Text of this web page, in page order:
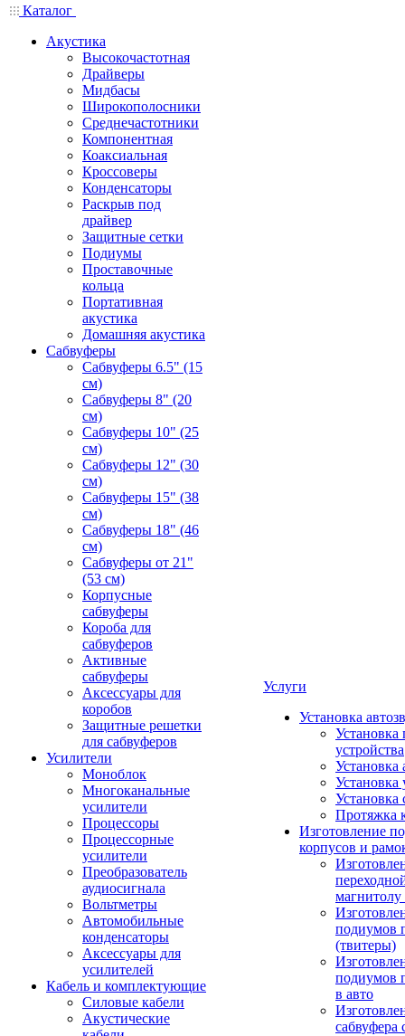
Каталог
Акустика
Высокочастотная
Драйверы
Мидбасы
Широкополосники
Среднечастотники
Компонентная
Коаксиальная
Кроссоверы
Конденсаторы
Раскрыв под
драйвер
Защитные сетки
Подиумы
Проставочные
кольца
Портативная
акустика
Домашняя акустика
Сабвуферы
Сабвуферы 6.5" (15
см)
Сабвуферы 8" (20
см)
Сабвуферы 10" (25
см)
Сабвуферы 12" (30
см)
Сабвуферы 15" (38
см)
Сабвуферы 18" (46
см)
Сабвуферы от 21"
(53 см)
Корпусные
сабвуферы
Короба для
сабвуферов
Активные
сабвуферы
Аксессуары для
коробов
Защитные решетки
для сабвуферов
Усилители
Моноблок
Многоканальные
усилители
Процессоры
Процессорные
усилители
Преобразователь
аудиосигнала
Вольтметры
Автомобильные
конденсаторы
Аксессуары для
усилителей
Кабель и комплектующие
Силовые кабели
Акустические
Услуги
Установка
Установка
устройства
Установка
Установка
Установка
Протяжка
Изготовление
корпусов и
подиумов
(твитеры)
подиумов
в авто
сабвуфера